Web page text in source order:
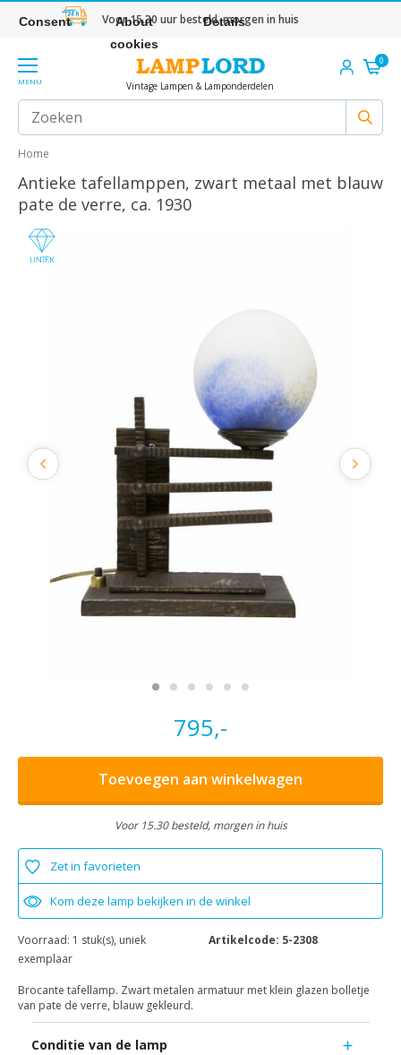
Voor 15.30 uur besteld, morgen in huis
MENU Vintage Lampen & Lamponderdelen
0
Home
Antieke tafellamppen, zwart metaal met blauw
pate de verre, ca. 1930
795,-
Toevoegen aan winkelwagen
Voor 15.30 besteld, morgen in huis
Zet in favorieten
Kom deze lamp bekijken in de winkel
Voorraad: 1 stuk(s), uniek
exemplaar
Artikelcode: 5-2308
Brocante tafellamp. Zwart metalen armatuur met klein glazen bolletje
van pate de verre, blauw gekleurd.
Conditie van de lamp
Consent
About
cookies
Details